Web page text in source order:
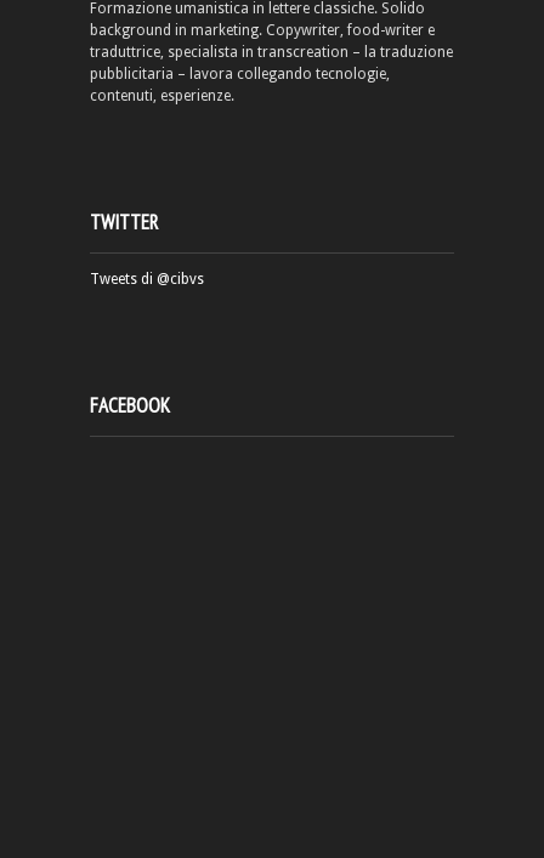
Formazione umanistica in lettere classiche. Solido
background in marketing. Copywriter, food-writer e
traduttrice, specialista in transcreation – la traduzione
pubblicitaria – lavora collegando tecnologie,
contenuti, esperienze.
TWITTER
Tweets di @cibvs
FACEBOOK